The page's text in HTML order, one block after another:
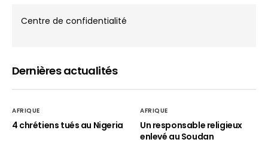
Centre de confidentialité
Dernières actualités
AFRIQUE
4 chrétiens tués au Nigeria
AFRIQUE
Un responsable religieux
enlevé au Soudan